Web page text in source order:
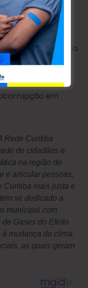
de controle
públicas,
incluindo
e combate à
em
Rede Curitiba
de cidadãos e
na região de
e articular pessoas,
Curitiba mais justa e
se dedicado a
municipal com
Gases do Efeito
mudança do clima
as quais geram